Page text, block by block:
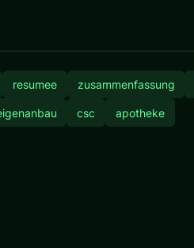
resumee zusammenfassung
csc apotheke